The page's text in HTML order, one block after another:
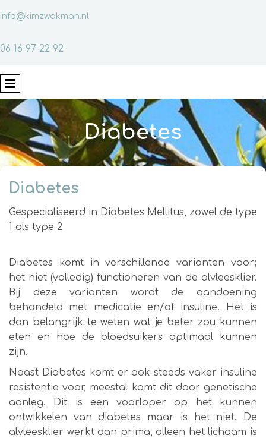
info@kimzwakman.nl
06 16 97 22 92
Diabetes
Diabetes
Gespecialiseerd in Diabetes Mellitus, zowel de type
1 als type 2
Diabetes komt in verschillende varianten voor;
het niet (volledig) functioneren van de alvleesklier.
Bij deze varianten wordt de aandoening
behandeld met medicatie en/of insuline. Het is
dan belangrijk te weten wat je beter zou kunnen
eten en hoe de bloedsuikers optimaal kunnen
zijn.
Naast Diabetes komt er ook steeds vaker insuline
resistentie voor, meestal komt dit door genetische
aanleg. Dit is een voorloper op het kunnen
ontwikkelen van diabetes maar is het niet. De
alvleesklier werkt dan prima, alleen het lichaam is